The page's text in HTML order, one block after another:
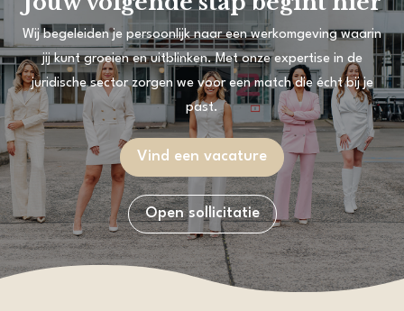
Wij begeleiden je persoonlijk naar een werkomgeving waarin
jij kunt groeien en uitblinken. Met onze expertise in de
juridische sector zorgen we voor een match die écht bij je
past.
Vind een vacature
Open sollicitatie